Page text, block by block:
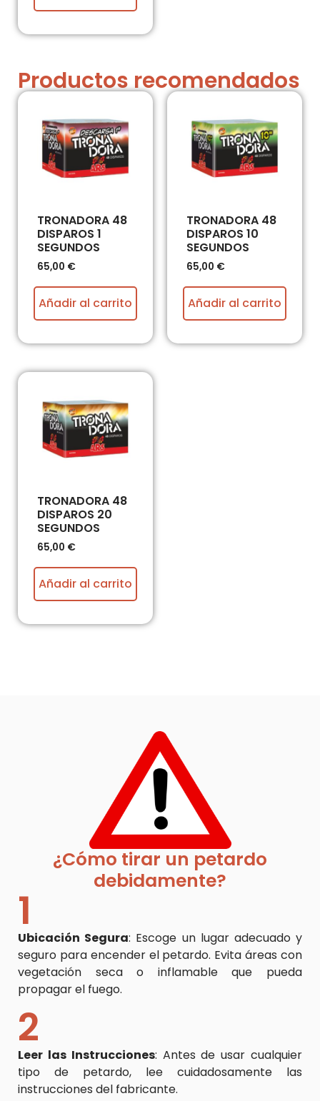
Productos recomendados
TRONADORA 48
DISPAROS 1
SEGUNDOS
65,00 €
Añadir al carrito
TRONADORA 48
DISPAROS 10
SEGUNDOS
65,00 €
Añadir al carrito
TRONADORA 48
DISPAROS 20
SEGUNDOS
65,00 €
Añadir al carrito
¿Cómo tirar un petardo
debidamente?
1
Ubicación Segura: Escoge un lugar adecuado y
seguro para encender el petardo. Evita áreas con
vegetación seca o inflamable que pueda
propagar el fuego.
2
Leer las Instrucciones: Antes de usar cualquier
tipo de petardo, lee cuidadosamente las
instrucciones del fabricante.